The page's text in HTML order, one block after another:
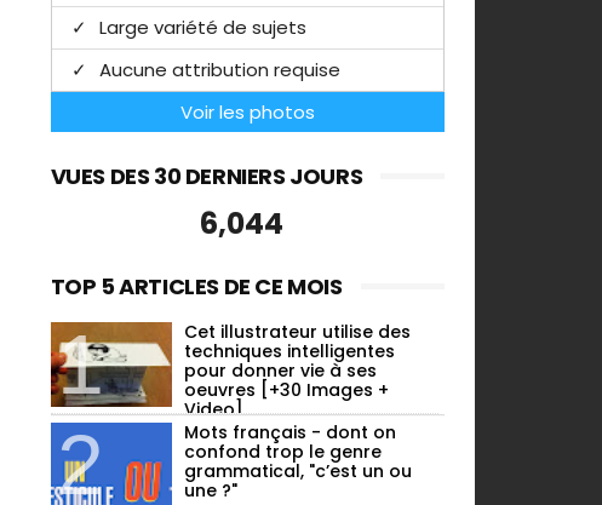
Large variété de sujets
Aucune attribution requise
Voir les photos
VUES DES 30 DERNIERS JOURS
6,044
TOP 5 ARTICLES DE CE MOIS
Cet illustrateur utilise des
techniques intelligentes
pour donner vie à ses
oeuvres [+30 Images +
Video]
Mots français - dont on
confond trop le genre
grammatical, "c’est un ou
une ?"